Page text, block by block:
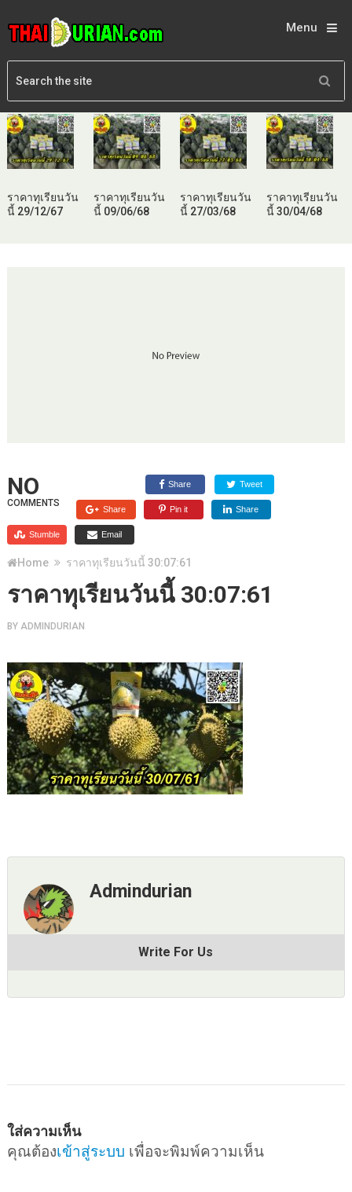
Menu
ราคาทุเรียนวัน
นี้ 29/12/67
ราคาทุเรียนวัน
นี้ 09/06/68
ราคาทุเรียนวัน
นี้ 27/03/68
ราคาทุเรียนวัน
นี้ 30/04/68
NO
COMMENTS
Share Tweet
Share Pin it Share
Stumble Email
Home ราคาทุเรียนวันนี้ 30:07:61
ราคาทุเรียนวันนี้ 30:07:61
BY ADMINDURIAN
Admindurian
Write For Us
ใส่ความเห็น
คุณต้องเข้าสู่ระบบ เพื่อจะพิมพ์ความเห็น